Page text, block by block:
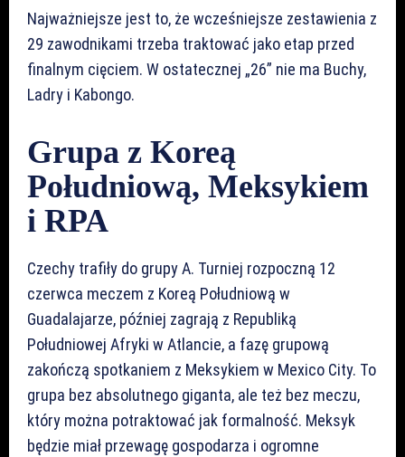
Najważniejsze jest to, że wcześniejsze zestawienia z
29 zawodnikami trzeba traktować jako etap przed
finalnym cięciem. W ostatecznej „26” nie ma Buchy,
Ladry i Kabongo.
Grupa z Koreą
Południową, Meksykiem
i RPA
Czechy trafiły do grupy A. Turniej rozpoczną 12
czerwca meczem z Koreą Południową w
Guadalajarze, później zagrają z Republiką
Południowej Afryki w Atlancie, a fazę grupową
zakończą spotkaniem z Meksykiem w Mexico City. To
grupa bez absolutnego giganta, ale też bez meczu,
który można potraktować jak formalność. Meksyk
będzie miał przewagę gospodarza i ogromne